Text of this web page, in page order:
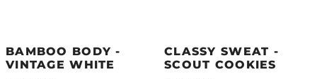
BAMBOO BODY -
VINTAGE WHITE
CLASSY SWEAT -
SCOUT COOKIES